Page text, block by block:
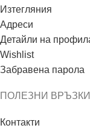
Изтегляния
Адреси
Детайли на
Wishlist
Забравена парола
ПОЛЕЗНИ ВРЪЗКИ
Контакти